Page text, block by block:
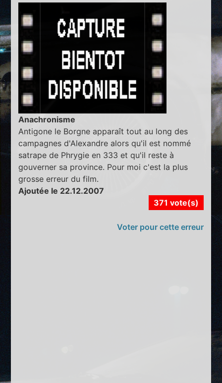
Anachronisme
Antigone le Borgne apparaît tout au long des
campagnes d'Alexandre alors qu'il est nommé
satrape de Phrygie en 333 et qu'il reste à
gouverner sa province. Pour moi c'est la plus
grosse erreur du film.
Ajoutée le 22.12.2007
371 vote(s)
Voter pour cette erreur